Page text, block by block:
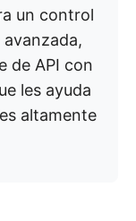
un control
de API con
les ayuda
altamente